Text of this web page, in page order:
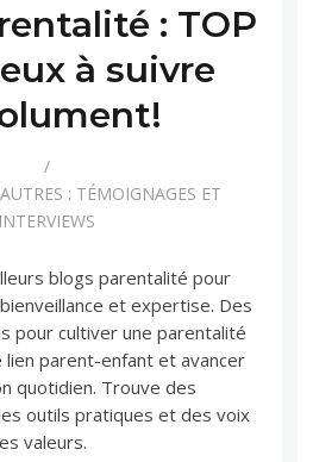
: TOP
à suivre
: TÉMOIGNAGES ET
INTERVIEWS
blogs parentalité pour
et expertise. Des
pour cultiver une parentalité
parent-enfant et avancer
quotidien. Trouve des
outils pratiques et des voix
valeurs.